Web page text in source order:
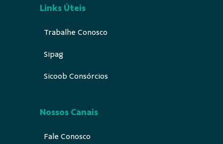
Links Úteis
Trabalhe Conosco
Sipag
Sicoob Consórcios
Nossos Canais
Fale Conosco